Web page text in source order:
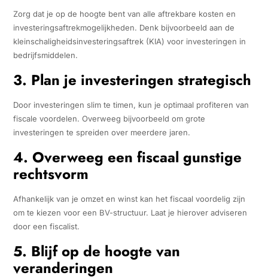
Zorg dat je op de hoogte bent van alle aftrekbare kosten en
investeringsaftrekmogelijkheden. Denk bijvoorbeeld aan de
kleinschaligheidsinvesteringsaftrek (KIA) voor investeringen in
bedrijfsmiddelen.
3. Plan je investeringen strategisch
Door investeringen slim te timen, kun je optimaal profiteren van
fiscale voordelen. Overweeg bijvoorbeeld om grote
investeringen te spreiden over meerdere jaren.
4. Overweeg een fiscaal gunstige
rechtsvorm
Afhankelijk van je omzet en winst kan het fiscaal voordelig zijn
om te kiezen voor een BV-structuur. Laat je hierover adviseren
door een fiscalist.
5. Blijf op de hoogte van
veranderingen